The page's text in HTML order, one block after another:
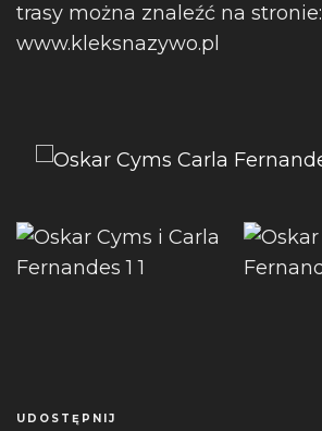
trasy można znaleźć na stronie:
www.kleksnazywo.pl
UDOSTĘPNIJ